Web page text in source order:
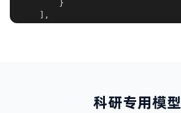
科研专用模型